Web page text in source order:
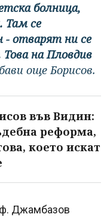
болница,
Там се
- отварят ни се
на Пловдив
още Борисов.
във Видин:
реформа,
което искат
Джамбазов